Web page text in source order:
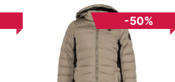
-50%